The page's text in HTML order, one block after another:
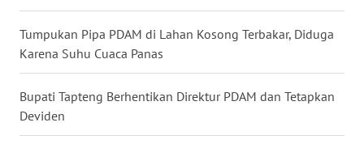
Tumpukan Pipa PDAM di Lahan Kosong Terbakar, Diduga
Karena Suhu Cuaca Panas
Bupati Tapteng Berhentikan Direktur PDAM dan Tetapkan
Deviden
WN